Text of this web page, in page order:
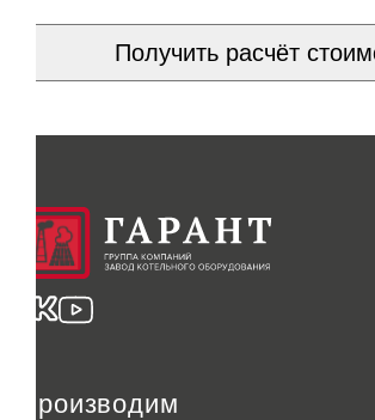
Получить расчёт
Производим